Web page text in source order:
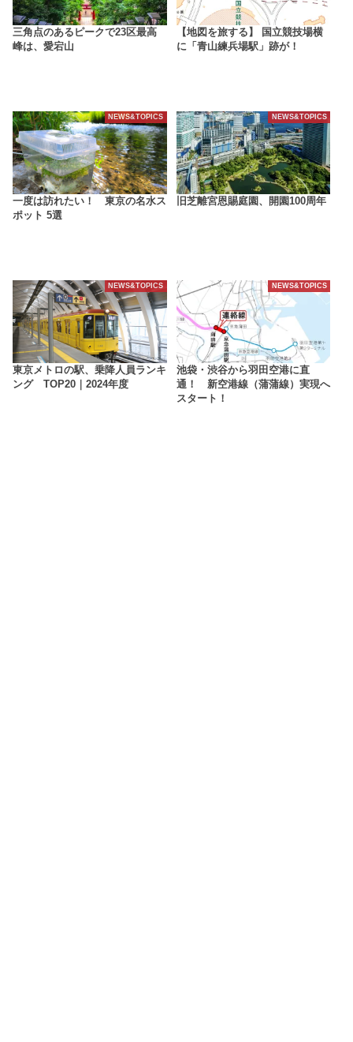
三角点のあるピークで23区最高
峰は、愛宕山
【地図を旅する】 国立競技場横
に「青山練兵場駅」跡が！
NEWS&TOPICS
一度は訪れたい！ 東京の名水ス
ポット 5選
NEWS&TOPICS
旧芝離宮恩賜庭園、開園100周年
NEWS&TOPICS
東京メトロの駅、乗降人員ランキ
ング TOP20｜2024年度
NEWS&TOPICS
池袋・渋谷から羽田空港に直
通！ 新空港線（蒲蒲線）実現へ
スタート！